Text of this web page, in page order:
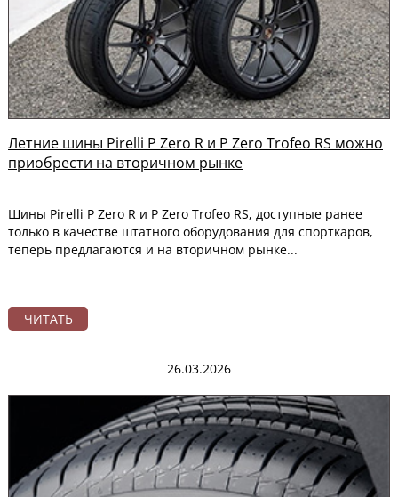
Летние шины Pirelli P Zero R и P Zero Trofeo RS можно
приобрести на вторичном рынке
Шины Pirelli P Zero R и P Zero Trofeo RS, доступные ранее
только в качестве штатного оборудования для спорткаров,
теперь предлагаются и на вторичном рынке...
ЧИТАТЬ
26.03.2026